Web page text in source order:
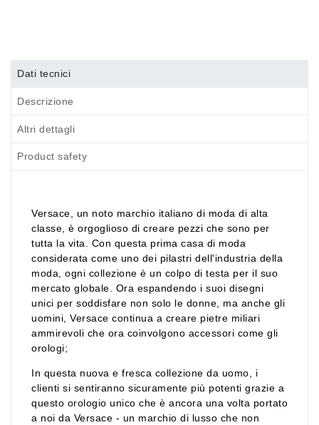
Dati tecnici
Descrizione
Altri dettagli
Product safety
Versace, un noto marchio italiano di moda di alta
classe, è orgoglioso di creare pezzi che sono per
tutta la vita. Con questa prima casa di moda
considerata come uno dei pilastri dell'industria della
moda, ogni collezione è un colpo di testa per il suo
mercato globale. Ora espandendo i suoi disegni
unici per soddisfare non solo le donne, ma anche gli
uomini, Versace continua a creare pietre miliari
ammirevoli che ora coinvolgono accessori come gli
orologi;
In questa nuova e fresca collezione da uomo, i
clienti si sentiranno sicuramente più potenti grazie a
questo orologio unico che è ancora una volta portato
a noi da Versace - un marchio di lusso che non